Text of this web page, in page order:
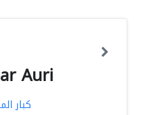
Auri
كبار